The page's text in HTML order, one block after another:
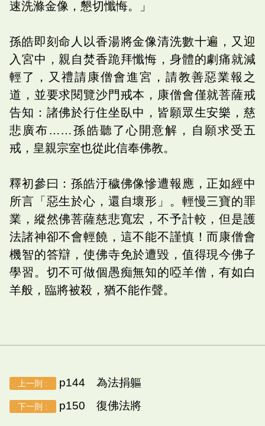
速洗滌金像，懇切懺悔。」
孫皓即刻命人以香湯將金像清洗數十遍，又迎
入宮中，親自焚香跪拜懺悔，身體的劇痛就減
輕了，又禮請康僧會進宮，請教善惡業報之
道，並要求閱覽沙門戒本，康僧會僅就菩薩戒
告知：諸佛於行住坐臥中，皆願眾生安樂，慈
悲廣布……孫皓聽了心開意解，自願求受五
戒，皇親宗室也從此信奉佛教。
釋初參曰：孫皓汙穢佛像慘遭報應，正如經中
所言「惡生於心，還自壞形」。輕慢三寶的罪
業，縱然佛菩薩慈悲寬宏，不予計較，但是護
法諸神卻不會輕饒，這不能不謹慎！而康僧會
機智的答辯，使佛寺免於遭毀，值得現今佛子
學習。切不可做個愚痴無知的啞羊僧，有如白
羊般，臨將被殺，猶不能作聲。
上一則 : p144 為法捐軀
下一則 : p150 復佛法將